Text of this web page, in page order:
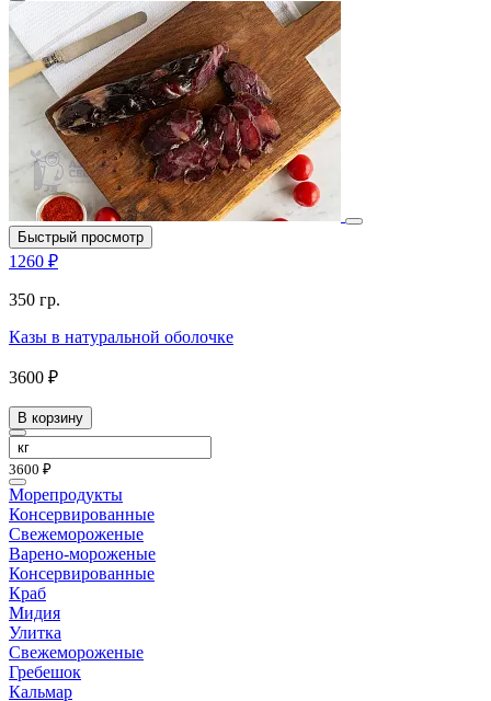
Быстрый просмотр
1260 ₽
350 гр.
Казы в натуральной оболочке
3600 ₽
В корзину
3600 ₽
Морепродукты
Консервированные
Свежемороженые
Варено-мороженые
Консервированные
Краб
Мидия
Улитка
Свежемороженые
Гребешок
Кальмар